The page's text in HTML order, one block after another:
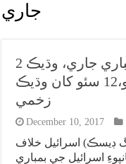
جاري
اسرائيلي فوج جي غزه ۾ بمباري جاري، وڌيڪ 2
فلسيطيني شهيد، انگ 4 ٿي ويو،12 سئو کان وڌيڪ
زخمي
December 10, 2017
ڊيسڪ) اسرائيل خلاف
اسرائيل جي بمباري